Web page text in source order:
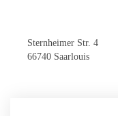
Sternheimer Str. 4
66740 Saarlouis